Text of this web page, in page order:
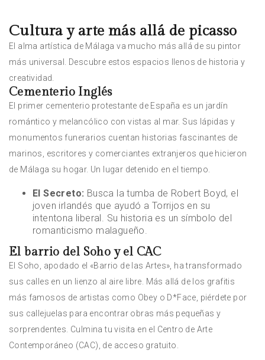
Cultura y arte más allá de picasso
El alma artística de Málaga va mucho más allá de su pintor
más universal. Descubre estos espacios llenos de historia y
creatividad.
Cementerio Inglés
El primer cementerio protestante de España es un jardín
romántico y melancólico con vistas al mar. Sus lápidas y
monumentos funerarios cuentan historias fascinantes de
marinos, escritores y comerciantes extranjeros que hicieron
de Málaga su hogar. Un lugar detenido en el tiempo.
El Secreto: Busca la tumba de Robert Boyd, el
joven irlandés que ayudó a Torrijos en su
intentona liberal. Su historia es un símbolo del
romanticismo malagueño.
El barrio del Soho y el CAC
El Soho, apodado el «Barrio de las Artes», ha transformado
sus calles en un lienzo al aire libre. Más allá de los grafitis
más famosos de artistas como Obey o D*Face, piérdete por
sus callejuelas para encontrar obras más pequeñas y
sorprendentes. Culmina tu visita en el Centro de Arte
Contemporáneo (CAC), de acceso gratuito.